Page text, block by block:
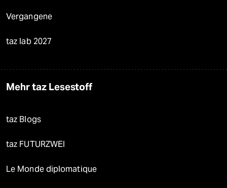
Vergangene
taz lab 2027
Mehr taz Lesestoff
taz Blogs
taz FUTURZWEI
Le Monde diplomatique